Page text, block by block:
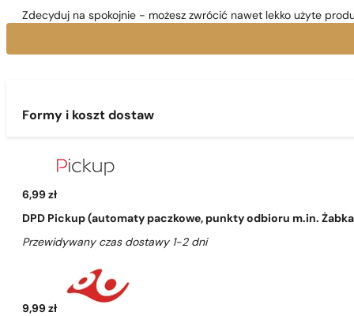
Zdecyduj na spokojnie - możesz zwrócić nawet lekko użyte
Formy i koszt dostaw
6,99 zł
DPD Pickup (automaty paczkowe, punkty odbioru m.in.
Przewidywany czas dostawy 1-2 dni
9,99 zł